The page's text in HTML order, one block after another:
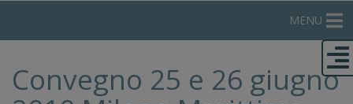
MENU
Convegno 25 e 26 giugno